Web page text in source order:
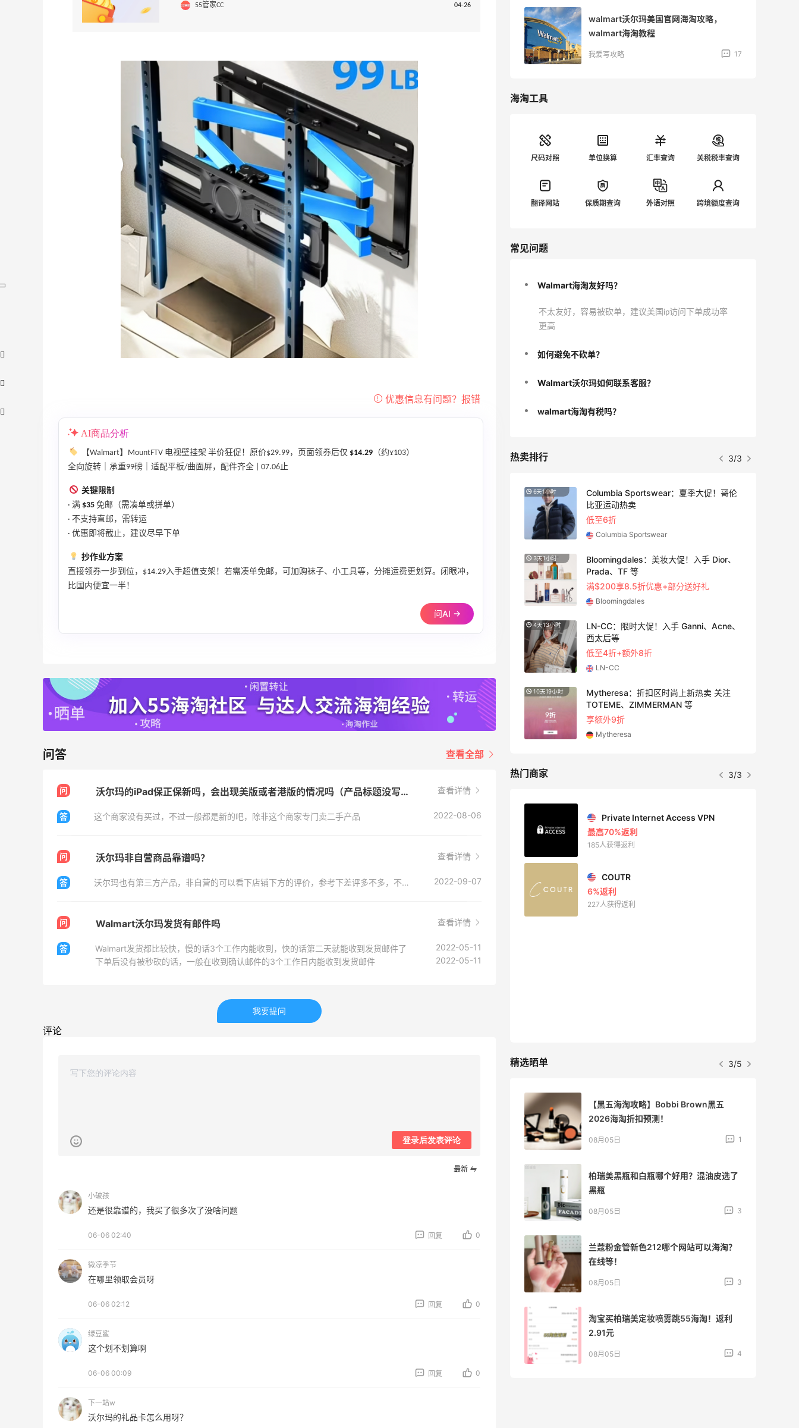
55管家CC 04-26
AI商品分析
【Walmart】MountFTV 电视壁挂架 半价狂促！原价$29.99，页面领券后仅 $14.29 （约¥103）
全向旋转｜承重99磅｜适配平板/曲面屏，配件齐全 | 07.06止
关键限制
· 满 $35 免邮（需凑单或拼单）
· 不支持直邮，需转运
· 优惠即将截止，建议尽早下单
抄作业方案
直接领券一步到位，$14.29入手超值支架！若需凑单免邮，可加购袜子、小工具等，分摊运费更划算。闭眼冲，
比国内便宜一半！
问AI →
问答 查看全部
问 沃尔玛的iPad保正保新吗，会出现美版或者港版的情况吗（产品标题没写二手或者翻新机之类的） 查看详情
答 这个商家没有买过，不过一般都是新的吧，除非这个商家专门卖二手产品 2022-08-06
问 沃尔玛非自营商品靠谱吗？ 查看详情
答 沃尔玛也有第三方产品，非自营的可以看下店铺下方的评价，参考下差评多不多，不多的也可以入的。 2022-09-07
问 Walmart沃尔玛发货有邮件吗 查看详情
答 Walmart发货都比较快，慢的话3个工作内能收到，快的话第二天就能收到发货邮件了
2022-05-11
下单后没有被秒砍的话，一般在收到确认邮件的3个工作日内能收到发货邮件
2022-05-11
我要提问
评论
登录后发表评论
最新
小破孩
还是很靠谱的，我买了很多次了没啥问题
06-06 02:40 回复 0
微凉季节
在哪里领取会员呀
06-06 02:12 回复 0
绿豆鲨
这个划不划算啊
06-06 00:09 回复 0
下一站w
沃尔玛的礼品卡怎么用呀？
walmart沃尔玛美国官网海淘攻略，
walmart海淘教程
我爱写攻略 17
海淘工具
尺码对照 单位换算 汇率查询 关税税率查询
翻译网站 保质期查询 外语对照 跨境额度查询
常见问题
Walmart海淘友好吗？
不太友好，容易被砍单，建议美国ip访问下单成功率
更高
如何避免不砍单？
Walmart沃尔玛如何联系客服？
walmart海淘有税吗？
热卖排行 3/3
adidas HK：精选正价产品促销！入球
衣、金属银跆拳道鞋等
2件8折 叠加满HK$1800-100
adidas HK
【55专享】Bobbi Brown 美网：美妆礼
遇！满$150立省$50
满赠正装橘子眼霜+精华唇蜜等好礼
40分
Maje US：限时闪促！入手明星同款服饰
精选低至2折
Maje US
PRADA、LOEWE、加拿大鹅等
Bloomingdales：时尚热卖！入手珑骧、
3天13小时
iHerb ：88全球好物节！选购日常保健、
健身补剂、护肤洗护等
无门槛7.5折
6天1小时
Columbia Sportswear：夏季大促！哥伦
比亚运动热卖
低至6折
Columbia Sportswear
3天1小时
Bloomingdales：美妆大促！入手 Dior、
Prada、TF 等
满$200享8.5折优惠+部分送好礼
Bloomingdales
4天13小时
LN-CC：限时大促！入手 Ganni、Acne、
西太后等
低至4折+额外8折
LN-CC
10天19小时
Mytheresa：折扣区时尚上新热卖 关注
TOTEME、ZIMMERMAN 等
享额外9折
Mytheresa
热门商家 3/3
Mac Duggal
Biōkreativ
最高2%返利
5134人获得返利
ERGO Baby
Belly Bandit
最高10%返利
282人获得返利
Private Internet Access VPN
最高70%返利
185人获得返利
COUTR
6%返利
227人获得返利
精选晒单 3/5
08月06日
么时候开始？
08月06日
08月06日
Evelom卸妆膏--卸妆膏中的“爱马仕”
【黑五海淘攻略】Bobbi Brown黑五
2026海淘折扣预测！
08月05日 1
柏瑞美黑瓶和白瓶哪个好用？混油皮选了
黑瓶
08月05日 3
兰蔻粉金管新色212哪个网站可以海淘？
在线等！
08月05日 3
淘宝买柏瑞美定妆喷雾跳55海淘！返利
2.91元
08月05日 4